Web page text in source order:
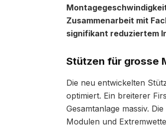
Zusammenarbeit mit
signifikant reduziertem
Stützen für grosse
Die neu entwickelten
optimiert. Ein breiterer
Gesamtanlage massiv.
Modulen und